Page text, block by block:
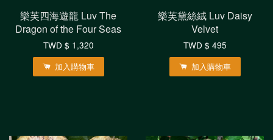
樂芙四海遊龍 Luv The
Dragon of the Four Seas
TWD $ 1,320
加入購物車
樂芙黛絲絨 Luv Daisy
Velvet
TWD $ 495
加入購物車